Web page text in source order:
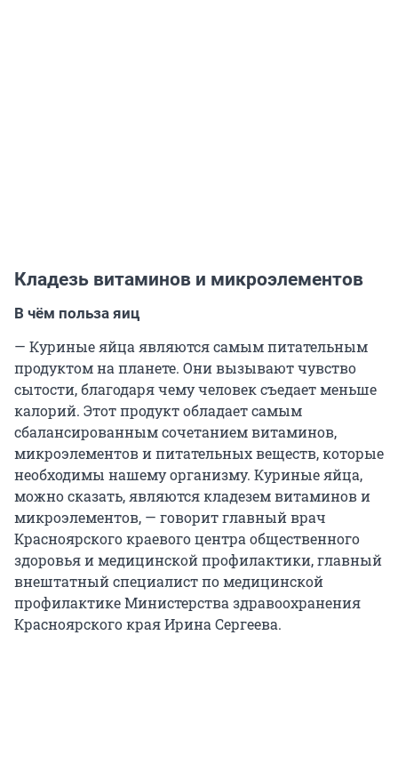
Кладезь витаминов и микроэлементов
В чём польза яиц
— Куриные яйца являются самым питательным
продуктом на планете. Они вызывают чувство
сытости, благодаря чему человек съедает меньше
калорий. Этот продукт обладает самым
сбалансированным сочетанием витаминов,
микроэлементов и питательных веществ, которые
необходимы нашему организму. Куриные яйца,
можно сказать, являются кладезем витаминов и
микроэлементов, — говорит главный врач
Красноярского краевого центра общественного
здоровья и медицинской профилактики, главный
внештатный специалист по медицинской
профилактике Министерства здравоохранения
Красноярского края Ирина Сергеева.